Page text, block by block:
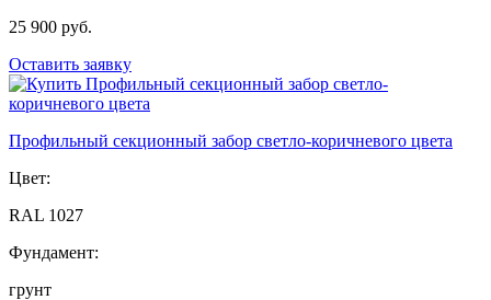
25 900 руб.
Оставить заявку
Профильный секционный забор светло-коричневого цвета
Цвет:
RAL 1027
Фундамент:
грунт